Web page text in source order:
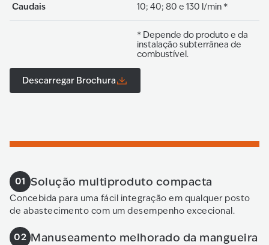
Caudais 10; 40; 80 e 130 l/min *
* Depende do produto e da
instalação subterrânea de
combustível.
Descarregar Brochura
01 Solução multiproduto compacta
Concebida para uma fácil integração em qualquer posto
de abastecimento com um desempenho excecional.
02 Manuseamento melhorado da mangueira